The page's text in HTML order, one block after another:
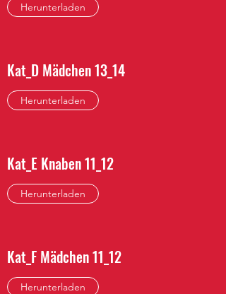
Herunterladen
Kat_D Mädchen 13_14
Herunterladen
Kat_E Knaben 11_12
Herunterladen
Kat_F Mädchen 11_12
Herunterladen